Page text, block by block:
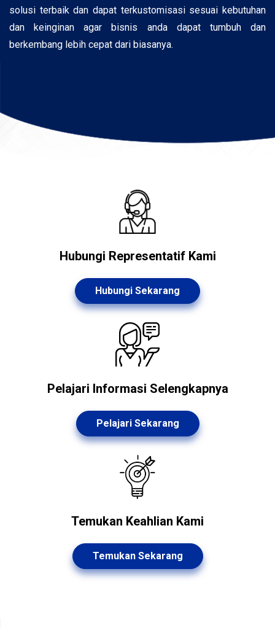
solusi terbaik dan dapat terkustomisasi sesuai kebutuhan
dan keinginan agar bisnis anda dapat tumbuh dan
berkembang lebih cepat dari biasanya.
Hubungi Representatif Kami
Hubungi Sekarang
Pelajari Informasi Selengkapnya
Pelajari Sekarang
Temukan Keahlian Kami
Temukan Sekarang